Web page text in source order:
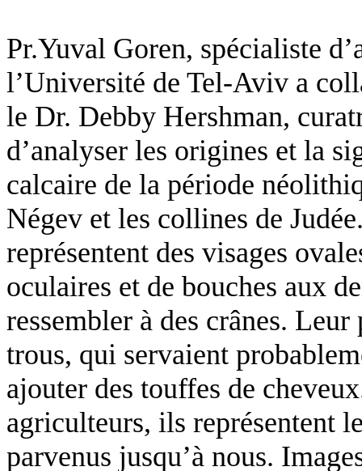
Pr.Yuval Goren, spécialiste
l’Université de Tel-Aviv a
le Dr. Debby Hershman,
d’analyser les origines et la
calcaire de la période
Négev et les collines de
représentent des visages
oculaires et de bouches aux
ressembler à des crânes.
trous, qui servaient
ajouter des touffes de
agriculteurs, ils représentent
parvenus jusqu’à nous.